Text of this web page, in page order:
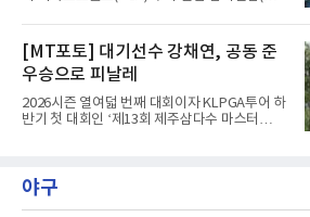
위를 뛰어넘는 최고 성적을 냈다. 당시 그는
2022년 출범한 LIV 골프에서
10일(한국시간) 미국 노스캐롤라이나주 그린즈
버러의 세지필드 컨트리클럽(파70)에서 열린 최
종 4라운드에서 버디 3개를 잡았으나 보기 1개
와 더블보기 1개가 나오며 이븐파 70타에 그쳤
다. 최종 합계 15언더파 265타로 해리 홀(잉글랜
드)과 공동 5위였다. 우승자 마이클 브레넌(미국
·22언더파 258타)과는 7타 차다.기회는 있었다.
에 1타 뒤진 3위로 시즌 2승을 노렸다. 그러나 마
지막 날 타수를 줄이지 못하며
[MT포토] 대기선수 강채연, 공동 준
우승으로 피날레
2026시즌 열여덟 번째 대회이자 KLPGA투어 하
반기 첫 대회인 ‘제13회 제주삼다수 마스터
드 경기가 펼쳐졌다.강채연이 18번 홀에서 경기
하고 있다.
야구